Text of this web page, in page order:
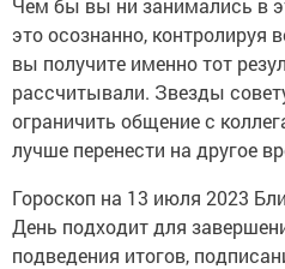
Чем бы вы ни занимались в
это осознанно, контролируя
вы получите именно тот
рассчитывали. Звезды
ограничить общение с
лучше перенести на другое
Гороскоп на 13 июля 2023
День подходит для
подведения итогов,